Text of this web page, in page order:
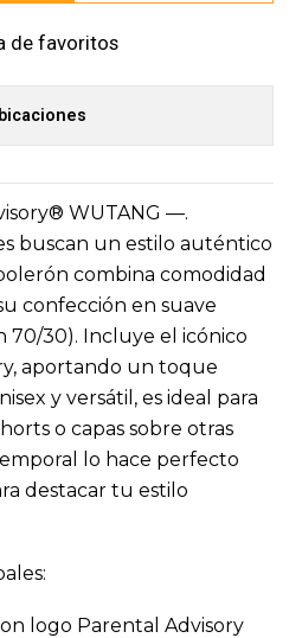
de favoritos
WUTANG —.
buscan un estilo auténtico
combina comodidad
confección en suave
70/30). Incluye el icónico
aportando un toque
y versátil, es ideal para
o capas sobre otras
lo hace perfecto
destacar tu estilo
logo Parental Advisory